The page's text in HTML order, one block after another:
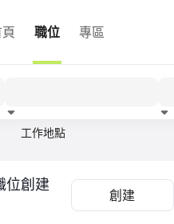
職位 專區
工作地點
位創建
創建